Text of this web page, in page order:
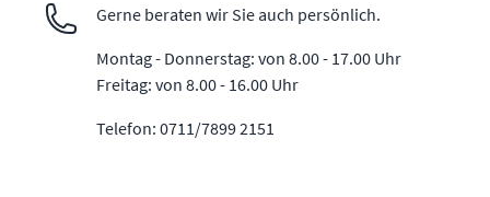
Gerne beraten wir Sie auch persönlich.
Montag - Donnerstag: von 8.00 - 17.00 Uhr
Freitag: von 8.00 - 16.00 Uhr
Telefon: 0711/7899 2151